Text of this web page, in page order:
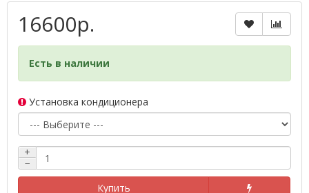
16600р.
Есть в наличии
Установка кондиционера
+
−
Купить